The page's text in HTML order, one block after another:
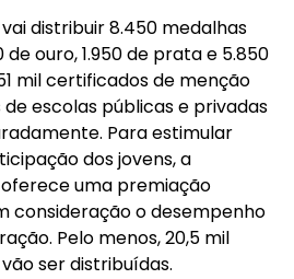
vai distribuir 8.450 medalhas
ouro, 1.950 de prata e 5.850
mil certificados de menção
escolas públicas e privadas
Para estimular
dos jovens, a
uma premiação
consideração o desempenho
Pelo menos, 20,5 mil
ser distribuídas.